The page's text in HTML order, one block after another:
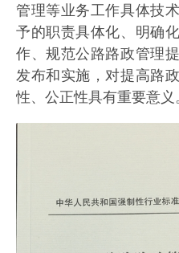
管理等业务工作具体技
予的职责具体化、明确
作、规范公路路政管理
发布和实施，对提高路
性、公正性具有重要意义